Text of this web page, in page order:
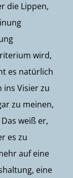
die Lippen,
wird,
es natürlich
ins Visier zu
zu meinen,
weiß er,
es zu
auf eine
eine